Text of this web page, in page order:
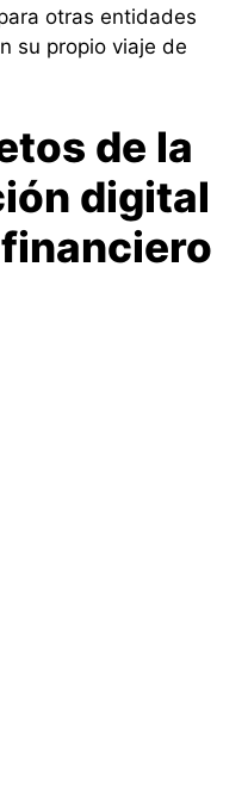
otras entidades
su propio viaje de
de la
digital